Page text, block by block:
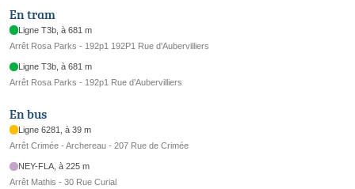
En tram
Ligne T3b, à 681 m
Arrêt Rosa Parks - 192p1 192P1 Rue d'Aubervilliers
Ligne T3b, à 681 m
Arrêt Rosa Parks - 192p1 Rue d’Aubervilliers
En bus
Ligne 6281, à 39 m
Arrêt Crimée - Archereau - 207 Rue de Crimée
NEY-FLA, à 225 m
Arrêt Mathis - 30 Rue Curial